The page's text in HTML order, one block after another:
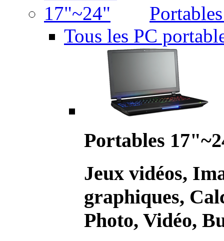
Tous les PC
Portables
Jeux vidéos,
graphiques,
Photo, Vidéo,